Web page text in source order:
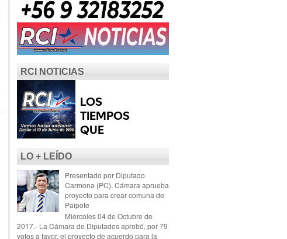
RCI NOTICIAS
LO + LEÍDO
Presentado por Diputado
Carmona (PC). Cámara aprueba
proyecto para crear comuna de
Paipote
Miércoles 04 de Octubre de
2017.- La Cámara de Diputados aprobó, por 79
votos a favor, el proyecto de acuerdo para la